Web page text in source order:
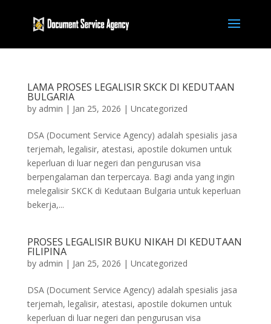
LAMA PROSES LEGALISIR SKCK DI KEDUTAAN
BULGARIA
by admin | Jan 25, 2026 | Uncategorized
DSA (Document Service Agency) adalah spesialis jasa
terjemah, legalisir, atestasi, apostile dokumen untuk
keperluan di luar negeri dan pengurusan visa
berpengalaman dan terpercaya. Bagi anda yang ingin
melegalisir SKCK di Kedutaan Bulgaria untuk keperluan
bekerja,...
PROSES LEGALISIR BUKU NIKAH DI KEDUTAAN
FILIPINA
by admin | Jan 25, 2026 | Uncategorized
DSA (Document Service Agency) adalah spesialis jasa
terjemah, legalisir, atestasi, apostile dokumen untuk
keperluan di luar negeri dan pengurusan visa